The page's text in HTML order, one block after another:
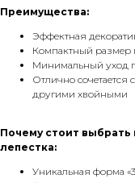
Преимущества:
Эффектная
Компактный размер
Минимальный уход
Отлично
другими хвойными
Почему стоит
лепестка:
Уникальная форма «3